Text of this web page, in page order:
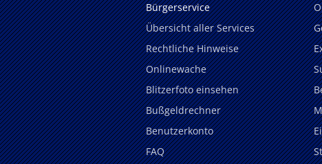
Bürgerservice
Übersicht aller Services
Rechtliche Hinweise
Onlinewache
Blitzerfoto einsehen
Bußgeldrechner
Benutzerkonto
FAQ